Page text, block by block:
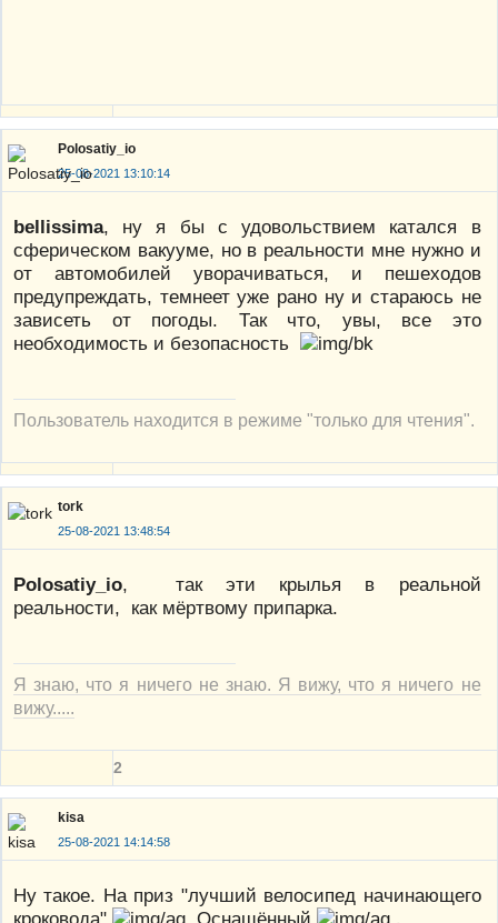
Polosatiy_io
25-08-2021 13:10:14
bellissima, ну я бы с удовольствием катался в
сферическом вакууме, но в реальности мне нужно и
от автомобилей уворачиваться, и пешеходов
предупреждать, темнеет уже рано ну и стараюсь не
зависеть от погоды. Так что, увы, все это
необходимость и безопасность
Пользователь находится в режиме "только для чтения".
tork
25-08-2021 13:48:54
Polosatiy_io, так эти крылья в реальной
реальности, как мёртвому припарка.
Я знаю, что я ничего не знаю. Я вижу, что я ничего не
вижу.....
2
kisa
25-08-2021 14:14:58
Ну такое. На приз "лучший велосипед начинающего